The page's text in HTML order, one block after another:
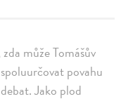
může Tomášův
povahu
Jako plod